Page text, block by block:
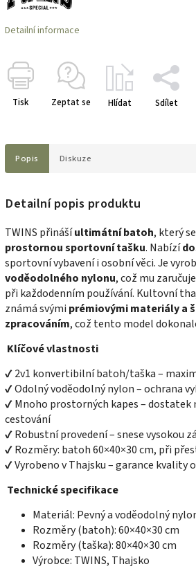
Detailní informace
Tisk Zeptat se Hlídat Sdílet
Popis Diskuze
Detailní popis produktu
TWINS přinášíultimátní batoh, který
prostornou sportovní tašku. Nabízí
sportovní vybavení i osobní věci. Je
voděodolného nylonu, což mu zaručuje
při každodenním používání. Kultovní
známá svými prémiovými materiály a
zpracováním, což tento model
Klíčové vlastnosti
✔ 2v1 konvertibilní batoh/taška –
✔ Odolný voděodolný nylon – ochrana
✔ Mnoho prostorných kapes – dostatek
cestování
✔ Robustní provedení – snese vysokou
✔ Rozměry: batoh 60×40×30 cm, při
✔ Vyrobeno v Thajsku – garance kvality
Technické specifikace
Materiál: Pevný a voděodolný
Rozměry (batoh): 60×40×30 cm
Rozměry (taška): 80×40×30 cm
Výrobce: TWINS, Thajsko